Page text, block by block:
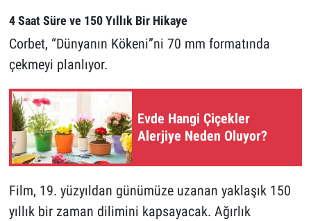
4 Saat Süre ve 150 Yıllık Bir Hikaye
Corbet, “Dünyanın Kökeni”ni 70 mm formatında
çekmeyi planlıyor.
Evde Hangi Çiçekler
Alerjiye Neden Oluyor?
Film, 19. yüzyıldan günümüze uzanan yaklaşık 150
yıllık bir zaman dilimini kapsayacak. Ağırlık